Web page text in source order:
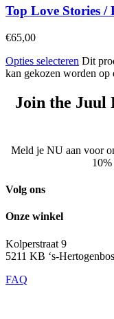
Top Love Stories /
€65,00
Opties selecteren Dit
kan gekozen worden op
Join the Juul
Meld je NU aan voor
Volg ons
Onze winkel
Kolperstraat 9
5211 KB ‘s-
FAQ